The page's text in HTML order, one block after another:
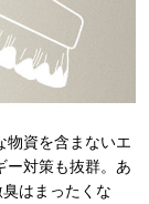
物資を含まないエ
ー対策も抜群。あ
はまったくな